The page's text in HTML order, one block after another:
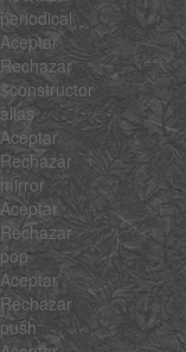
periodical
Aceptar
Rechazar
$constructor
alias
Aceptar
Rechazar
mirror
Aceptar
Rechazar
pop
Aceptar
Rechazar
push